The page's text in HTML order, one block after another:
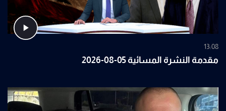
13:08
مقدمة النشرة المسائية 05-08-2026